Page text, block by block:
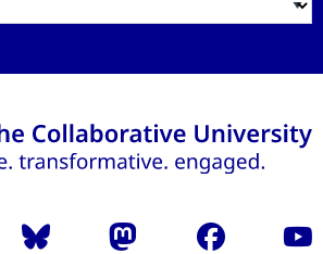
Bluesky Mastodon Facebook